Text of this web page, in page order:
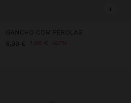
+
GANCHO COM PÉROLAS
5,99 €
1,99 € 67%